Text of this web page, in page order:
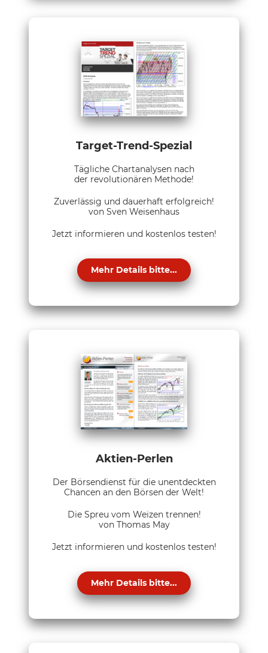
Target-Trend-Spezial
Tägliche Chartanalysen nach
der revolutionären Methode!
Zuverlässig und dauerhaft erfolgreich!
von Sven Weisenhaus
Jetzt informieren und kostenlos testen!
Mehr Details bitte...
Aktien-Perlen
Der Börsendienst für die unentdeckten
Chancen an den Börsen der Welt!
Die Spreu vom Weizen trennen!
von Thomas May
Jetzt informieren und kostenlos testen!
Mehr Details bitte...